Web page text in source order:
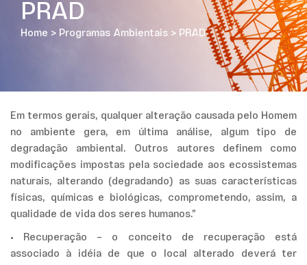
PRAD
Home > Programas Ambientais > PRAD
Em termos gerais, qualquer alteração causada pelo Homem
no ambiente gera, em última análise, algum tipo de
degradação ambiental. Outros autores definem como
modificações impostas pela sociedade aos ecossistemas
naturais, alterando (degradando) as suas características
físicas, químicas e biológicas, comprometendo, assim, a
qualidade de vida dos seres humanos.”
• Recuperação – o conceito de recuperação está
associado à idéia de que o local alterado deverá ter